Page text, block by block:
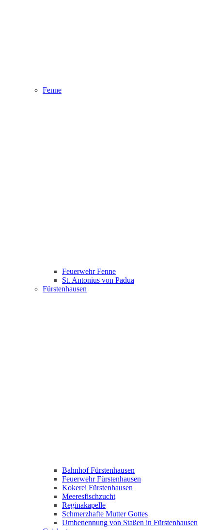
Fenne
Feuerwehr Fenne
St. Antonius von Padua
Fürstenhausen
Bahnhof Fürstenhausen
Feuerwehr Fürstenhausen
Kokerei Fürstenhausen
Meeresfischzucht
Reginakapelle
Schmerzhafte Mutter Gottes
Umbenennung von Staßen in Fürstenhausen